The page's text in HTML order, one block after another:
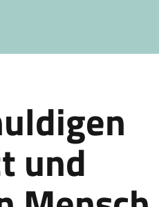
und